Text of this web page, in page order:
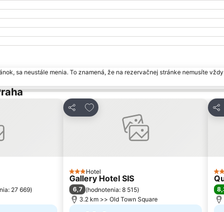
sa neustále menia. To znamená, že na rezervačnej stránke nemusíte
27 669)
Zdieľať
Pridať do obľúbených
3 Počet hviezdičiek
Hotel
Gallery Hotel SIS
6,7 (hodnotenia: 8 515)
3.2 km >> Old Town Square
4